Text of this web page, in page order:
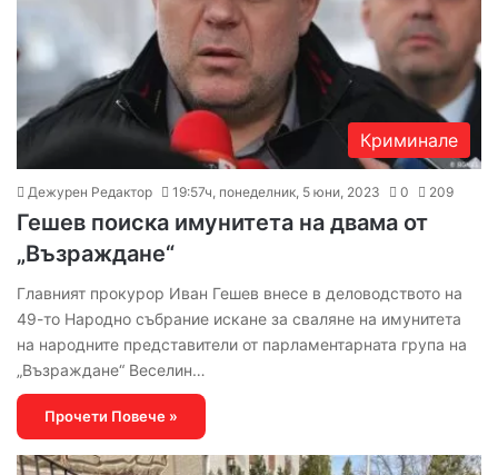
Криминале
Дежурен Редактор 19:57ч, понеделник, 5 юни, 2023 0 209
Гешев поиска имунитета на двама от
„Възраждане“
Главният прокурор Иван Гешев внесе в деловодството на
49-то Народно събрание искане за сваляне на имунитета
на народните представители от парламентарната група на
„Възраждане“ Веселин…
Прочети Повече »